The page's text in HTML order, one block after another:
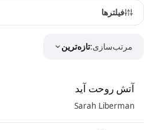
فیلترها
مرتب‌سازی:تازه‌ترین
آتش روحت آید
Sarah Liberman